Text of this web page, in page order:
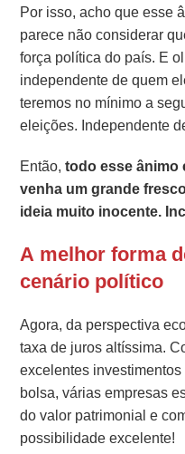
Por isso, acho que esse
parece não considerar
força política do país. E
independente de quem
teremos no mínimo a
eleições. Independente
Então, todo esse ânimo
venha um grande
ideia muito inocente.
A melhor forma
cenário político
Agora, da perspectiva
taxa de juros altíssima.
excelentes
bolsa, várias empresas
do valor patrimonial e
possibilidade excelente!